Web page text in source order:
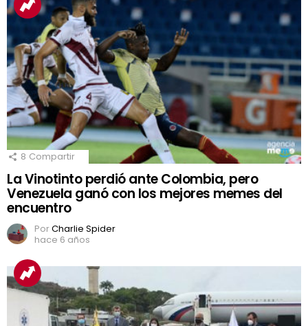
8 Compartir
La Vinotinto perdió ante Colombia, pero
Venezuela ganó con los mejores memes del
encuentro
PorCharlie Spider
hace 6 años